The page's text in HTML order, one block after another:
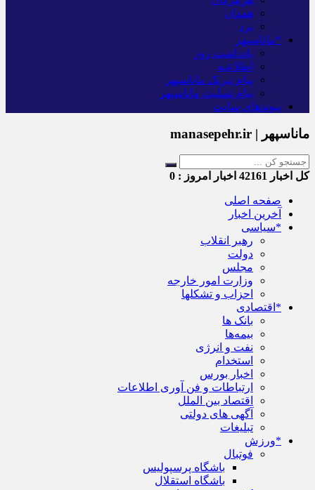
همدان
یزد
*ماناسپهر
یادداشت روز
اطلاعیه
پیام تبریک ماناسپهر
پیام تسلیت ماناسپهر
پیوندهای سایت
ماناسپهر | manasepehr.ir
کل اخبار اخبار امروز : 0
صفحه اصلی
آخرین اخبار
*سیاسی
رهبر انقلاب
دولت
مجلس
وزارت امور خارجه
احزاب و تشکلها
*اقتصادی
بانک ها
بیمه‌ها
نفت و انرژی
استخدام
اخبار بورس
ارتباطات و فن آوری اطلاعات
اقتصاد بین الملل
آگهی های دولتی
تبلیغات
*ورزش
فوتبال
باشگاه پرسپولیس
باشگاه استقلال